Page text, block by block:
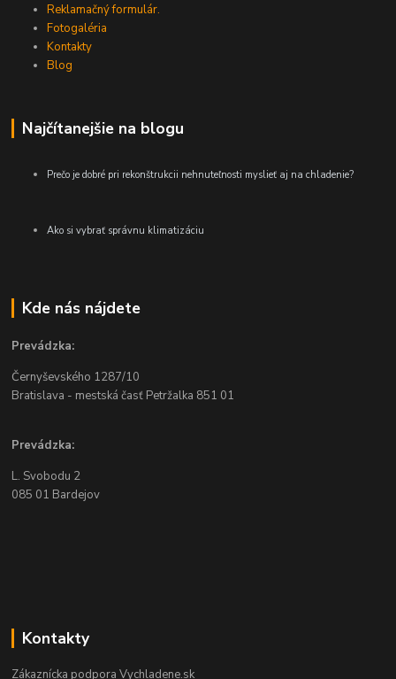
Reklamačný formulár.
Fotogaléria
Kontakty
Blog
Najčítanejšie na blogu
Prečo je dobré pri rekonštrukcii nehnuteľnosti myslieť aj na chladenie?
Ako si vybrať správnu klimatizáciu
Kde nás nájdete
Prevádzka:
Černyševského 1287/10
Bratislava - mestská časť Petržalka 851 01
Prevádzka:
L. Svobodu 2
085 01 Bardejov
Kontakty
Zákaznícka podpora Vychladene.sk